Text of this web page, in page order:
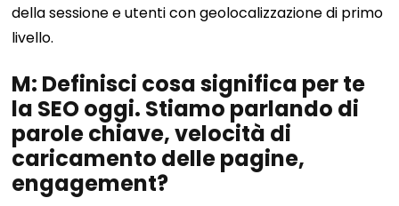
della sessione e utenti con geolocalizzazione di primo
livello.
M: Definisci cosa significa per te
la SEO oggi. Stiamo parlando di
parole chiave, velocità di
caricamento delle pagine,
engagement?